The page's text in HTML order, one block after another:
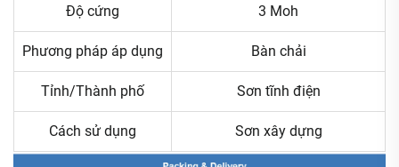
Độ cứng 3 Moh
Phương pháp áp dụng Bàn chải
Tỉnh/Thành phố Sơn tĩnh điện
Cách sử dụng Sơn xây dựng